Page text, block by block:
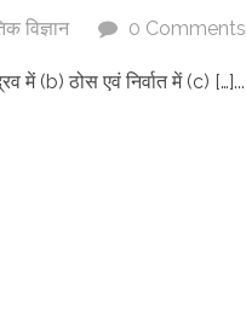
विज्ञान 0 Comments
में (b) ठोस एवं निर्वात में (c) […]...